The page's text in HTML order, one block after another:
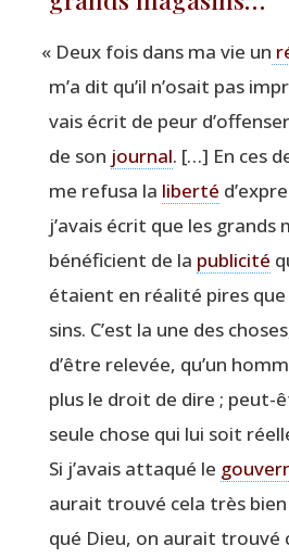
« Deux fois dans ma vie un
m’a dit qu’il n’o­sait pas
vais écrit de peur
de son jour­nal. […] En ces
me refu­sa la liber­té
j’a­vais écrit que les grands
béné­fi­cient de la publi­ci­té
étaient en réa­li­té pires
sins. C’est la une des
d’être rele­vée, qu’un
plus le droit de dire ; peut-
seule chose qui lui soit
Si j’a­vais atta­qué le
aurait trou­vé cela très
qué Dieu, on aurait trou­vé